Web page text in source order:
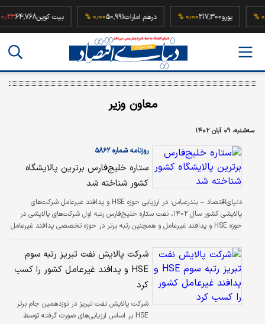
۰٫۰۰ % یورو217,300۰٫۰۰ % درهم امارات50,991۰٫۰۰ % بیت کوین
معاون وزیر
سه‌شنبه، ۰۹ آبان ۱۴۰۲
روزنامه شماره ۵۸۶۲
ستاره خلیج‌‌‌فارس برترین پالایشگاه
کشور شناخته شد
دنیای‌اقتصاد – بندرعباس:
در ارزیابی حوزه HSE و پدافند غیرعامل شرکت‌های
پالایشی کشور سال ۱۴۰۲، نفت ستاره خلیج‌‌‌فارس رتبه اول شرکت‌های پالایشی در
حوزه HSE و پدافند غیرعامل و همچنین رتبه برتر در حوزه تخصصی پدافند غیرعامل
شرکت پالایش نفت تبریز رتبه سوم
HSE و پدافند غیرعامل کشور را کسب
کرد
شرکت پالایش نفت تبریز در نوزدهمین جام برتر
HSE بر اساس ارزیابی‌های صورت گرفته توسط